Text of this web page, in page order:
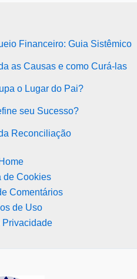
Financeiro: Guia Sistêmico
as Causas e como Curá-las
o Lugar do Pai?
seu Sucesso?
Reconciliação
Home
de Cookies
Comentários
de Uso
Privacidade